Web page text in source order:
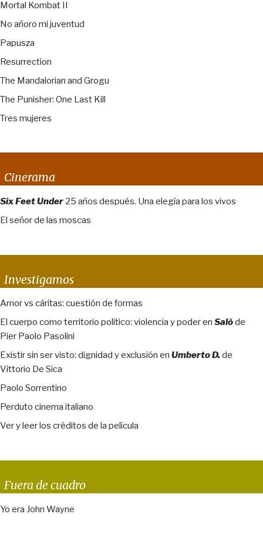
Mortal Kombat II
No añoro mi juventud
Papusza
Resurrection
The Mandalorian and Grogu
The Punisher: One Last Kill
Tres mujeres
Cinerama
Six Feet Under 25 años después. Una elegía para los vivos
El señor de las moscas
Investigamos
Amor vs cáritas: cuestión de formas
El cuerpo como territorio político: violencia y poder en Salòde
Pier Paolo Pasolini
Existir sin ser visto: dignidad y exclusión en Umberto D. de
Vittorio De Sica
Paolo Sorrentino
Perduto cinema italiano
Ver y leer los créditos de la película
Fuera de cuadro
Yo era John Wayne